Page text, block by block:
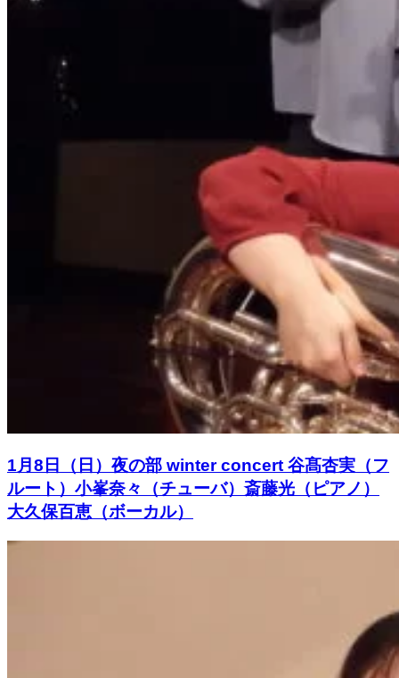
1月8日（日）夜の部 winter concert 谷髙杏実（フ
ルート）小峯奈々（チューバ）斎藤光（ピアノ）
大久保百恵（ボーカル）